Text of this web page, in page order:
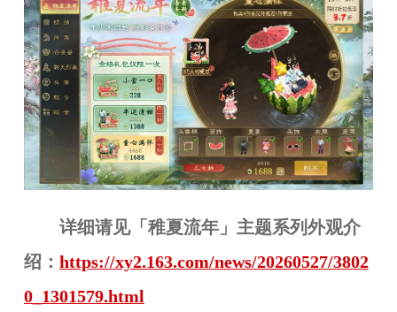
详细请见「稚夏流年」主题系列外观介
绍： https://xy2.163.com/news/20260527/3802
0_1301579.html